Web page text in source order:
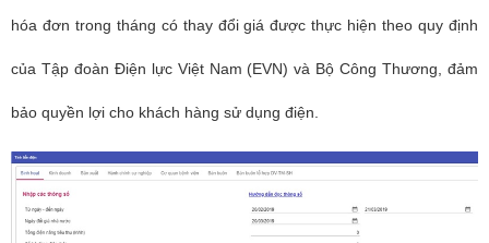
hóa đơn trong tháng có thay đổi giá được thực hiện theo quy định
của Tập đoàn Điện lực Việt Nam (EVN) và Bộ Công Thương, đảm
bảo quyền lợi cho khách hàng sử dụng điện.